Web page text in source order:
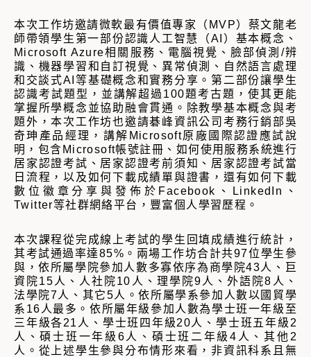
本次工作坊邀請微軟最有價值專家（MVP）蔡文龍老
師帶領學生第一部份認識人工智慧（AI）基本概念、
Microsoft Azure相關服務、電腦視覺、臉部偵測/辨
識、機器學習和自訂視覺、異常偵測、自然語言處理
和交談式AI等基礎概念和實務分享。第二部份讓學生
認識考試題型，並講解超過100題考古題，使其更能
掌握所學概念並協助融會貫通。除教學基本概念與考
題外，本次工作坊也邀請碁峰資訊公司考務行銷部吳
奇珅產品經理，講解Microsoft原廠國際認證應試說
明，包含Microsoft帳號註冊、如何使用服務系統進行
居家認證考試、居家認證考前須知、居家認證考試當
日流程，以及如何下載成績單與證書，還有如何下載
數位徽章分享與發佈於Facebook、LinkedIn、
Twitter等社群網絡平台，豐富個人學習歷程。
本次課程從完成線上考試的學生回填成績進行統計，
其考試通過率達85%。兩場工作坊合計共97位學生參
與，依所屬學院參加人數多寡依序為商學院43人、巨
資院15人、人社院10人、理學院9人、外語院8人、
法學院7人、其它5人。依所屬學系參加人數以國貿學
系16人最多。依所屬年級參加人數為學士班一年級至
三年級各21人、學士班四年級20人、學士班五年級2
人、碩士班一年級6人、碩士班二年級4人、其他2
人。從上述學生參與分布情形來看，非資訊科系且無